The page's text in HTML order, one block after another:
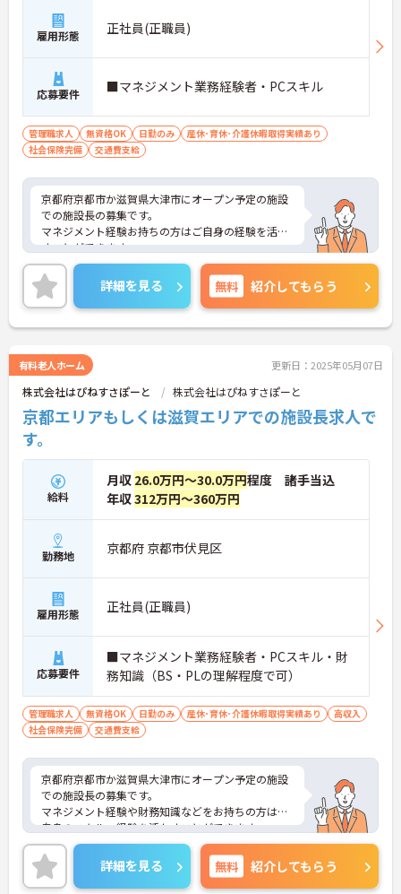
雇用形態 正社員(正職員)
応募要件 ■マネジメント業務経験者・PCスキル
管理職求人 無資格OK 日勤のみ
産休･育休･介護休暇取得実績あり
社会保険完備
交通費支給
京都府京都市か滋賀県大津市にオープン予定の施設
での施設長の募集です。
マネジメント経験お持ちの方はご自身の経験を活か
すことができます。
ご興味をお持ちの方はお気軽にお問い合わせくださ
い。
詳細を見る 無料 紹介してもらう
有料老人ホーム 更新日：2025年05月07日
株式会社はぴねすさぽーと 株式会社はぴねすさぽーと
京都エリアもしくは滋賀エリアでの施設長求人で
す。
給料
月収 26.0万円～30.0万円程度 諸手当込
年収312万円～360万円
勤務地 京都府 京都市伏見区
雇用形態 正社員(正職員)
応募要件
■マネジメント業務経験者・PCスキル・財
務知識（BS・PLの理解程度で可）
管理職求人 無資格OK 日勤のみ 産休･育休･介護休暇取得実績あり
高収入
社会保険完備
交通費支給
京都府京都市か滋賀県大津市にオープン予定の施設
での施設長の募集です。
マネジメント経験や財務知識などをお持ちの方はご
自身のスキル・経験を活かすことができます。
ご興味をお持ちの方はお気軽にお問い合わせくださ
い。
詳細を見る 無料 紹介してもらう